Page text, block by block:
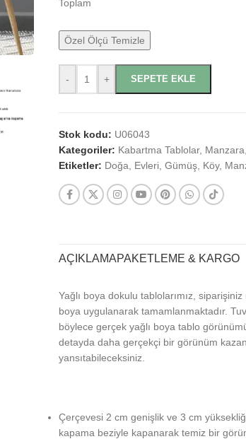
Toplam
Özel Ölçü Temizle
- + SEPETE EKLE
Stok kodu: U06043
Kategoriler: Kabartma Tablolar, Manzara
Etiketler: Doğa Evleri Gümüş Köy,
AÇIKLAMAPAKETLEME & KARGO
Yağlı boya dokulu tablolarımız,
boya uygulanarak tamamlanmaktadır.
böylece gerçek yağlı boya tablo
detayda daha gerçekçi bir görünüm
yansıtabileceksiniz.
Çerçevesi 2 cm genişlik ve 3 cm
kapama beziyle kapanarak temiz bir